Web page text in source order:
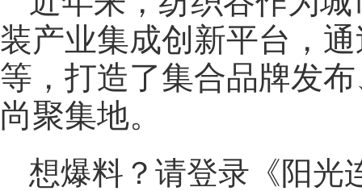
装产业集成创新平台，
等，打造了集合品牌发
尚聚集地。
想爆料？请登录《阳光